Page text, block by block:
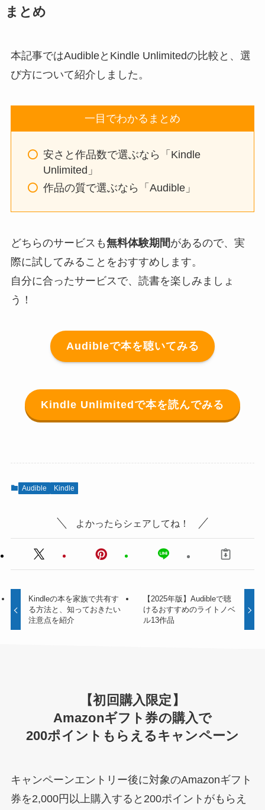
まとめ
本記事ではAudibleとKindle Unlimitedの比較と、選
び方について紹介しました。
一目でわかるまとめ
安さと作品数で選ぶなら「Kindle
Unlimited」
作品の質で選ぶなら「Audible」
どちらのサービスも無料体験期間があるので、実
際に試してみることをおすすめします。
自分に合ったサービスで、読書を楽しみましょ
う！
Audibleで本を聴いてみる
Kindle Unlimitedで本を読んでみる
Audible Kindle
よかったらシェアしてね！
Kindleの本を家族で共有す
る方法と、知っておきたい
注意点を紹介
【2025年版】Audibleで聴
けるおすすめのライトノベ
ル13作品
【初回購入限定】
Amazonギフト券の購入で
200ポイントもらえるキャンペーン
キャンペーンエントリー後に対象のAmazonギフト
券を2,000円以上購入すると200ポイントがもらえ